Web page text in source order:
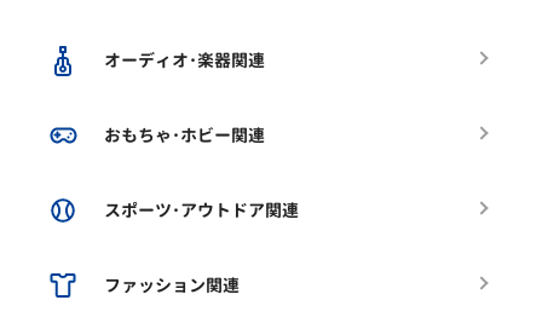
オーディオ･楽器関連
おもちゃ･ホビー関連
スポーツ･アウトドア関連
ファッション関連